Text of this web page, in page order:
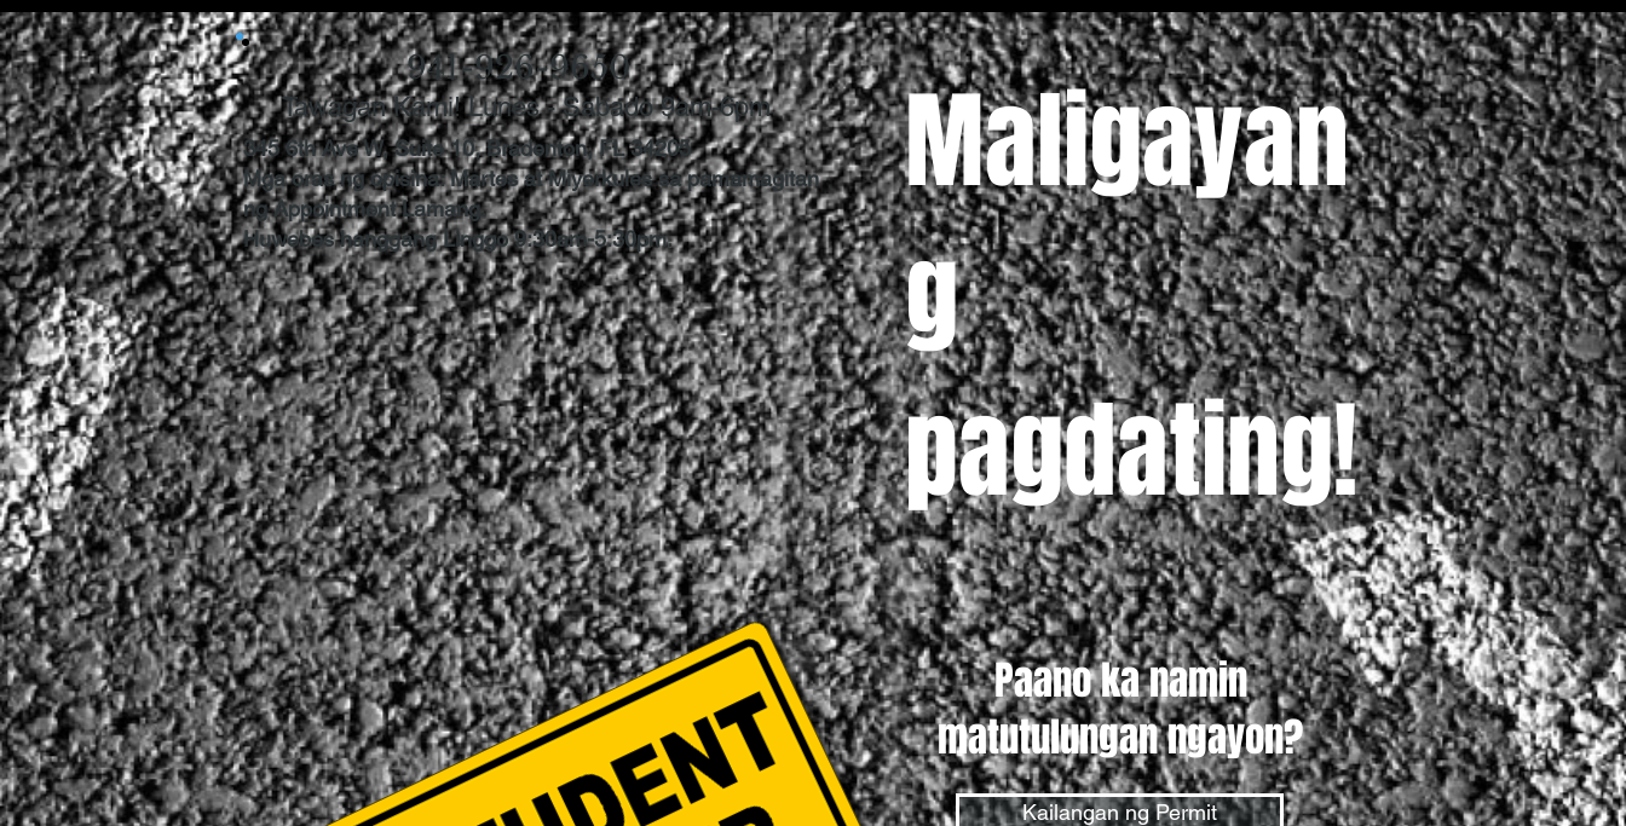
941-926-9650
Tawagan Kami! Lunes - Sabado 9am-6pm
345 6th Ave W, Suite 10, Bradenton, FL 34205
Mga oras ng opisina: Martes at Miyerkules sa pamamagitan
ng Appointment Lamang.
Huwebes hanggang Linggo 9:30am-5:30pm.
Maligayan
g
pagdating!
Paano ka namin
matutulungan ngayon?
Kailangan ng Permit